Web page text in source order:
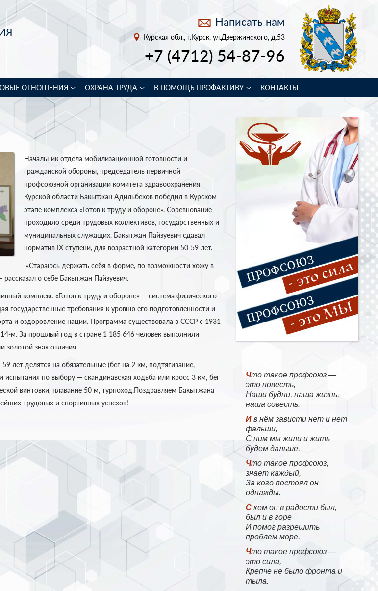
Написать нам
Курская обл., г.Курск, ул.Дзержинского, д.53
+7 (4712) 54-87-96
ОТНОШЕНИЯ ОХРАНА ТРУДА В ПОМОЩЬ ПРОФАКТИВУ КОНТАКТЫ
Что такое профсоюз —
это повесть,
Наши будни, наша жизнь,
наша совесть.
И в нём зависти нет и нет
фальши,
С ним мы жили и жить
будем дальше.
Что такое профсоюз,
знает каждый,
За кого постоял он
однажды.
С кем он в радости был,
был и в горе
И помог разрешить
проблем море.
Что такое профсоюз —
это сила,
Крепче не было фронта и
тыла.
Начальник отдела мобилизационной готовности и
гражданской обороны, председатель первичной
профсоюзной организации комитета здравоохранения
Курской области Бакытжан Адильбеков победил в Курском
этапе комплекса «Готов к труду и обороне». Соревнование
проходило среди трудовых коллективов, государственных и
муниципальных служащих. Бакытжан Пайзуевич сдавал
норматив IX ступени, для возрастной категории 50-59 лет.
«Стараюсь держать себя в форме, по возможности хожу в
рассказал о себе Бакытжан Пайзуевич.
комплекс «Готов к труду и обороне» — система физического
государственные требования к уровню его подготовленности и
и оздоровление нации. Программа существовала в СССР с 1931
м. За прошлый год в стране 1 185 646 человек выполнили
золотой знак отличия.
лет делятся на обязательные (бег на 2 км, подтягивание,
по выбору — скандинавская ходьба или кросс 3 км, бег
винтовки, плавание 50 м, турпоход.Поздравляем Бакытжана
трудовых и спортивных успехов!